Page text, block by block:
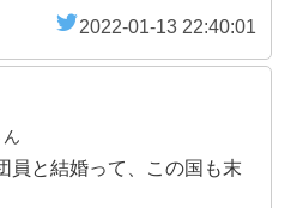
2022-01-13 22:40:01
ん
員と結婚って、この国も末